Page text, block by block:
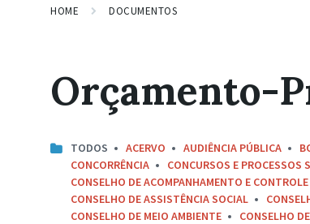
HOME DOCUMENTOS
Orçamento-
TODOS ACERVO AUDIÊNCIA PÚBLICA
CONCORRÊNCIA
CONCURSOS E PROCESSOS
CONSELHO DE ACOMPANHAMENTO E
CONSELHO DE ASSISTÊNCIA SOCIAL
CONSELHO DE MEIO AMBIENTE
CONSELHO